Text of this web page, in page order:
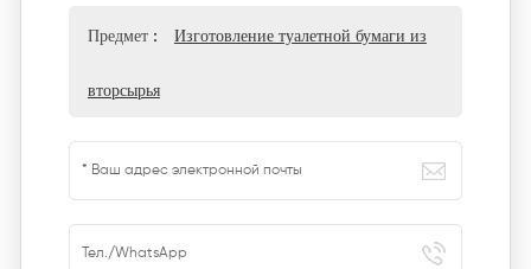
Предмет : Изготовление туалетной бумаги из
вторсырья